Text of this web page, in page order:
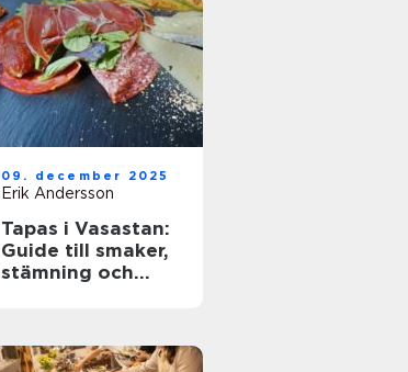
09. december 2025
Erik Andersson
Tapas i Vasastan:
Guide till smaker,
stämning och